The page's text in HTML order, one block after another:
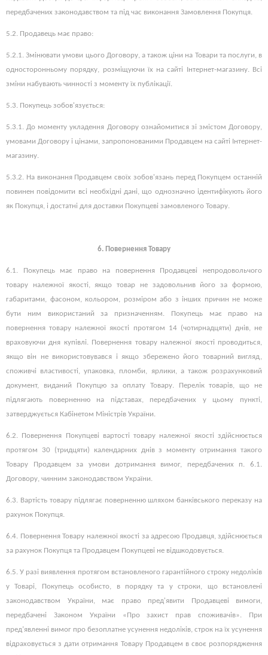
передбачених законодавством та під час виконання Замовлення Покупця.
5.2. Продавець має право:
5.2.1. Змінювати умови цього Договору, а також ціни на Товари та послуги, в
односторонньому порядку, розміщуючи їх на сайті Інтернет-магазину. Всі
зміни набувають чинності з моменту їх публікації.
5.3. Покупець зобов'язується:
5.3.1. До моменту укладення Договору ознайомитися зі змістом Договору,
умовами Договору і цінами, запропонованими Продавцем на сайті Інтернет-
магазину.
5.3.2. На виконання Продавцем своїх зобов'язань перед Покупцем останній
повинен повідомити всі необхідні дані, що однозначно ідентифікують його
як Покупця, і достатні для доставки Покупцеві замовленого Товару.
6. Повернення Товару
6.1. Покупець має право на повернення Продавцеві непродовольчого
товару належної якості, якщо товар не задовольнив його за формою,
габаритами, фасоном, кольором, розміром або з інших причин не може
бути ним використаний за призначенням. Покупець має право на
повернення товару належної якості протягом 14 (чотирнадцяти) днів, не
враховуючи дня купівлі. Повернення товару належної якості проводиться,
якщо він не використовувався і якщо збережено його товарний вигляд,
споживчі властивості, упаковка, пломби, ярлики, а також розрахунковий
документ, виданий Покупцю за оплату Товару. Перелік товарів, що не
підлягають поверненню на підставах, передбачених у цьому пункті,
затверджується Кабінетом Міністрів України.
6.2. Повернення Покупцеві вартості товару належної якості здійснюється
протягом 30 (тридцяти) календарних днів з моменту отримання такого
Товару Продавцем за умови дотримання вимог, передбачених п. 6.1.
Договору, чинним законодавством України.
6.3. Вартість товару підлягає поверненню шляхом банківського переказу на
рахунок Покупця.
6.4. Повернення Товару належної якості за адресою Продавця, здійснюється
за рахунок Покупця та Продавцем Покупцеві не відшкодовується.
6.5. У разі виявлення протягом встановленого гарантійного строку недоліків
у Товарі, Покупець особисто, в порядку та у строки, що встановлені
законодавством України, має право пред'явити Продавцеві вимоги,
передбачені Законом України «Про захист прав споживачів». При
пред’явленні вимог про безоплатне усунення недоліків, строк на їх усунення
відраховується з дати отримання Товару Продавцем в своє розпорядження